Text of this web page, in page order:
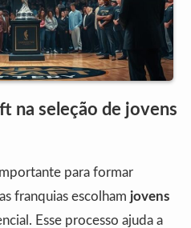
na seleção de jovens
para formar
franquias escolham jovens
Esse processo ajuda a